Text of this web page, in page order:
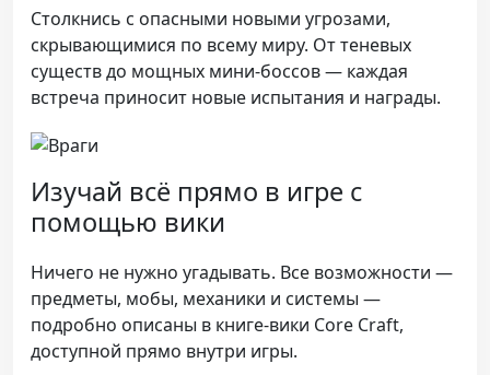
Столкнись с опасными новыми угрозами,
скрывающимися по всему миру. От теневых
существ до мощных мини-боссов — каждая
встреча приносит новые испытания и награды.
Изучай всё прямо в игре с
помощью вики
Ничего не нужно угадывать. Все возможности —
предметы, мобы, механики и системы —
подробно описаны в книге-вики Core Craft,
доступной прямо внутри игры.